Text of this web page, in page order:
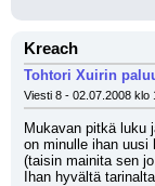
Kreach
Tohtori Xuirin
Viesti 8 - 02.07.2008 klo
Mukavan pitkä luku
on minulle ihan uusi
(taisin mainita sen
Ihan hyvältä